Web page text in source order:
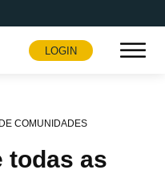
LOGIN
COMUNIDADES
todas as